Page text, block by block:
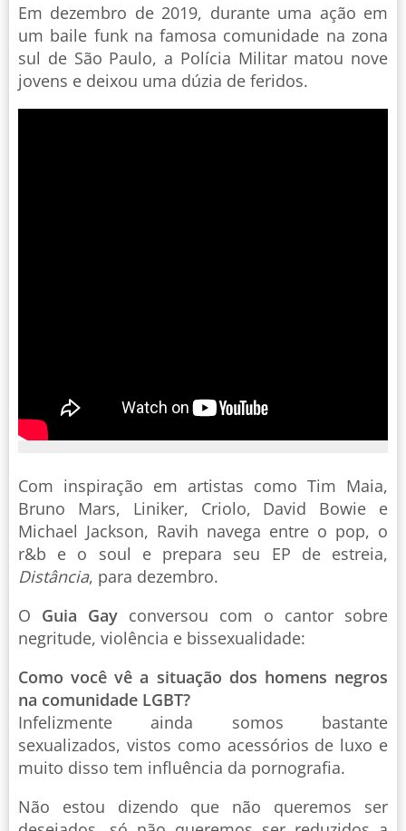
Em dezembro de 2019, durante uma ação em
um baile funk na famosa comunidade na zona
sul de São Paulo, a Polícia Militar matou nove
jovens e deixou uma dúzia de feridos.
Com inspiração em artistas como Tim Maia,
Bruno Mars, Liniker, Criolo, David Bowie e
Michael Jackson, Ravih navega entre o pop, o
r&b e o soul e prepara seu EP de estreia,
Distância, para dezembro.
O Guia Gay conversou com o cantor sobre
negritude, violência e bissexualidade:
Como você vê a situação dos homens negros
na comunidade LGBT?
Infelizmente ainda somos bastante
sexualizados, vistos como acessórios de luxo e
muito disso tem influência da pornografia.
Não estou dizendo que não queremos ser